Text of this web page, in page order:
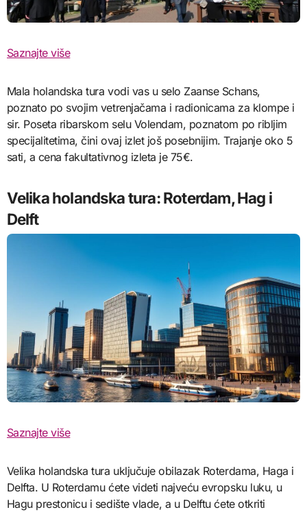
Saznajte više
Mala holandska tura vodi vas u selo Zaanse Schans,
poznato po svojim vetrenjačama i radionicama za klompe i
sir. Poseta ribarskom selu Volendam, poznatom po ribljim
specijalitetima, čini ovaj izlet još posebnijim. Trajanje oko 5
sati, a cena fakultativnog izleta je 75€.
Velika holandska tura: Roterdam, Hag i
Delft
Saznajte više
Velika holandska tura uključuje obilazak Roterdama, Haga i
Delfta. U Roterdamu ćete videti najveću evropsku luku, u
Hagu prestonicu i sedište vlade, a u Delftu ćete otkriti